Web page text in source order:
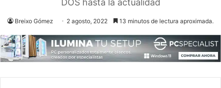
DOS hasta la actualidad
Breixo Gómez 2 agosto, 2022 13 minutos de lectura aproximada.